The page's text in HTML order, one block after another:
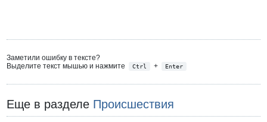
Заметили ошибку в тексте?
Выделите текст мышью и нажмите
Ctrl + Enter
Еще в разделе Происшествия